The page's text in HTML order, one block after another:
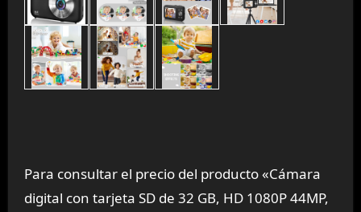
Para consultar el precio del producto «Cámara
digital con tarjeta SD de 32 GB, HD 1080P 44MP,